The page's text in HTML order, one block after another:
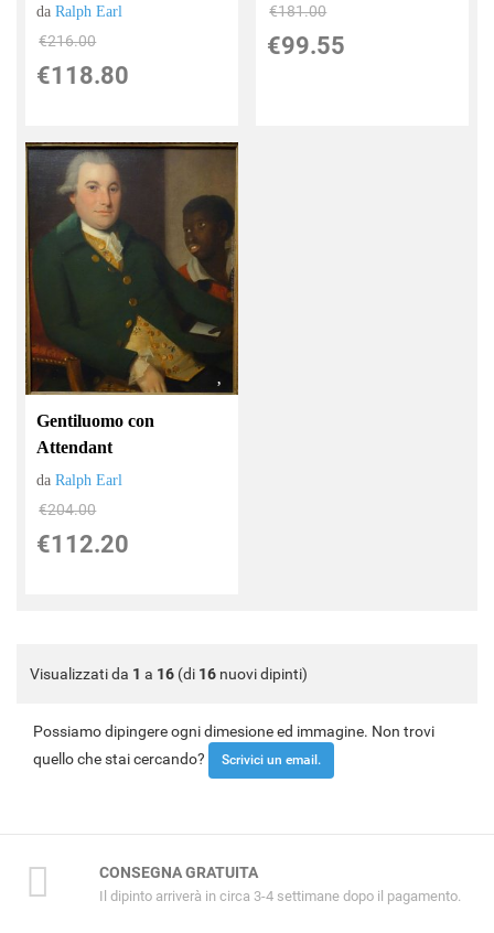
daRalph Earl
€216.00
€118.80
€181.00
€99.55
Gentiluomo con
Attendant
daRalph Earl
€204.00
€112.20
Visualizzati da 1 a 16 (di 16 nuovi dipinti)
Possiamo dipingere ogni dimesione ed immagine. Non trovi
quello che stai cercando?
Scrivici un email.
CONSEGNA GRATUITA
Il dipinto arriverà in circa 3-4 settimane dopo il pagamento.